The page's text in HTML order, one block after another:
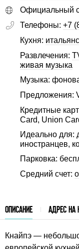
Официальный
Телефоны: +7
Кухня:
Развлечения:
живая музыка
Музыка:
Предложения:
Кредитные
Card, Union
Идеально для:
иностранцев,
Парковка:
Средний счет:
ОПИСАНИЕ АДРЕС НА
Кнайпэ —